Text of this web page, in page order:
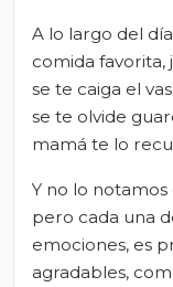
A lo largo del
comida favorita,
se te caiga el
se te olvide
mamá te lo
Y no lo
pero cada una
emociones, es
agradables,